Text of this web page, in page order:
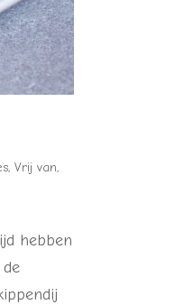
,Vrij van,
hebben